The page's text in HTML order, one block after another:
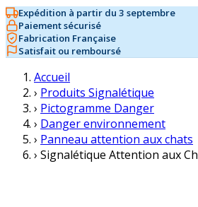
Expédition à partir du 3 septembre
Paiement sécurisé
Fabrication Française
Satisfait ou remboursé
Accueil
› Produits Signalétique
› Pictogramme Danger
› Danger environnement
› Panneau attention aux chats
› Signalétique Attention aux